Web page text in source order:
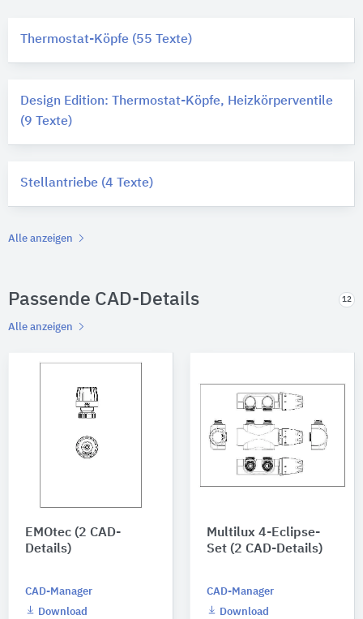
Thermostat-Köpfe (55 Texte)
Design Edition: Thermostat-Köpfe, Heizkörperventile
(9 Texte)
Stellantriebe (4 Texte)
Alle anzeigen
Passende CAD-Details 12
Alle anzeigen
EMOtec (2 CAD-
Details)
CAD-Manager
Download
Multilux 4-Eclipse-
Set (2 CAD-Details)
CAD-Manager
Download